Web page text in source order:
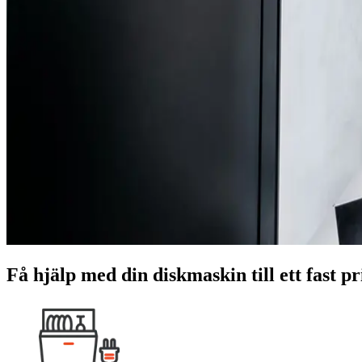
Få hjälp med din diskmaskin till ett fast